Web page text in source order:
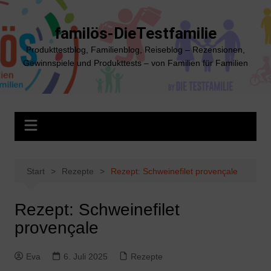
Zum
springen
familös-DieTestfamilie
Produkttestblog, Familienblog, Reiseblog – Rezensionen,
Gewinnspiele und Produkttests – von Familien für Familien
Start Rezepte Rezept: Schweinefilet provençale
Rezept: Schweinefilet
provençale
Eva 6. Juli 2025 Rezepte